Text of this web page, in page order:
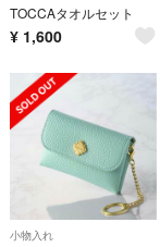
TOCCAタオルセット
¥ 1,600
小物入れ